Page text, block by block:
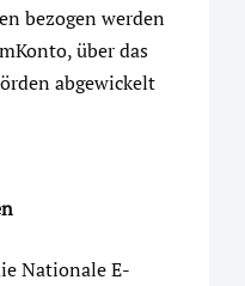
bezogen werden
über das
abgewickelt
Nationale E-